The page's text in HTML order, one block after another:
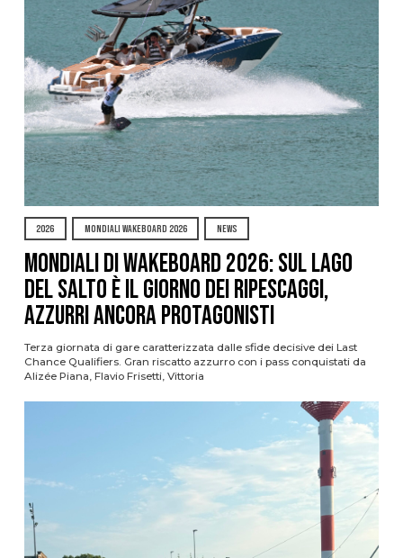
2026 MONDIALI WAKEBOARD 2026 NEWS
Mondiali di Wakeboard 2026: sul Lago
del Salto è il giorno dei ripescaggi,
azzurri ancora protagonisti
Terza giornata di gare caratterizzata dalle sfide decisive dei Last
Chance Qualifiers. Gran riscatto azzurro con i pass conquistati da
Alizée Piana, Flavio Frisetti, Vittoria